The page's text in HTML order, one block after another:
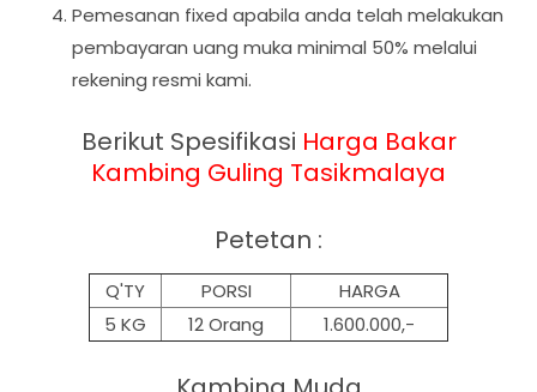
Pemesanan fixed apabila anda telah melakukan
pembayaran uang muka minimal 50% melalui
rekening resmi kami.
Berikut Spesifikasi Harga Bakar
Kambing Guling Tasikmalaya
Petetan :
Q'TY PORSI
HARGA
5 KG
12 Orang 1.600.000,-